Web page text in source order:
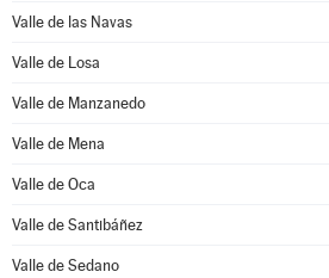
Valle de las Navas
Valle de Losa
Valle de Manzanedo
Valle de Mena
Valle de Oca
Valle de Santibáñez
Valle de Sedano